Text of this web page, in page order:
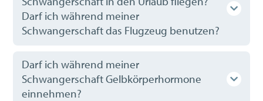
Darf ich während meiner
Schwangerschaft das Flugzeug benutzen?
Darf ich während meiner
Schwangerschaft Gelbkörperhormone
einnehmen?